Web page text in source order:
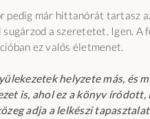
pedig már hittanórát tartasz
sugárzod a szeretetet. Igen. A
ez valós életmenet.
helyzete más, és
is, ahol ez a könyv íródott,
adja a lelkészi